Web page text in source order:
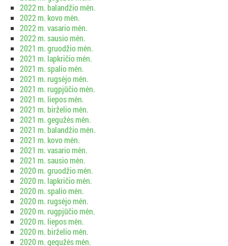
2022 m. balandžio mėn.
2022 m. kovo mėn.
2022 m. vasario mėn.
2022 m. sausio mėn.
2021 m. gruodžio mėn.
2021 m. lapkričio mėn.
2021 m. spalio mėn.
2021 m. rugsėjo mėn.
2021 m. rugpjūčio mėn.
2021 m. liepos mėn.
2021 m. birželio mėn.
2021 m. gegužės mėn.
2021 m. balandžio mėn.
2021 m. kovo mėn.
2021 m. vasario mėn.
2021 m. sausio mėn.
2020 m. gruodžio mėn.
2020 m. lapkričio mėn.
2020 m. spalio mėn.
2020 m. rugsėjo mėn.
2020 m. rugpjūčio mėn.
2020 m. liepos mėn.
2020 m. birželio mėn.
2020 m. gegužės mėn.